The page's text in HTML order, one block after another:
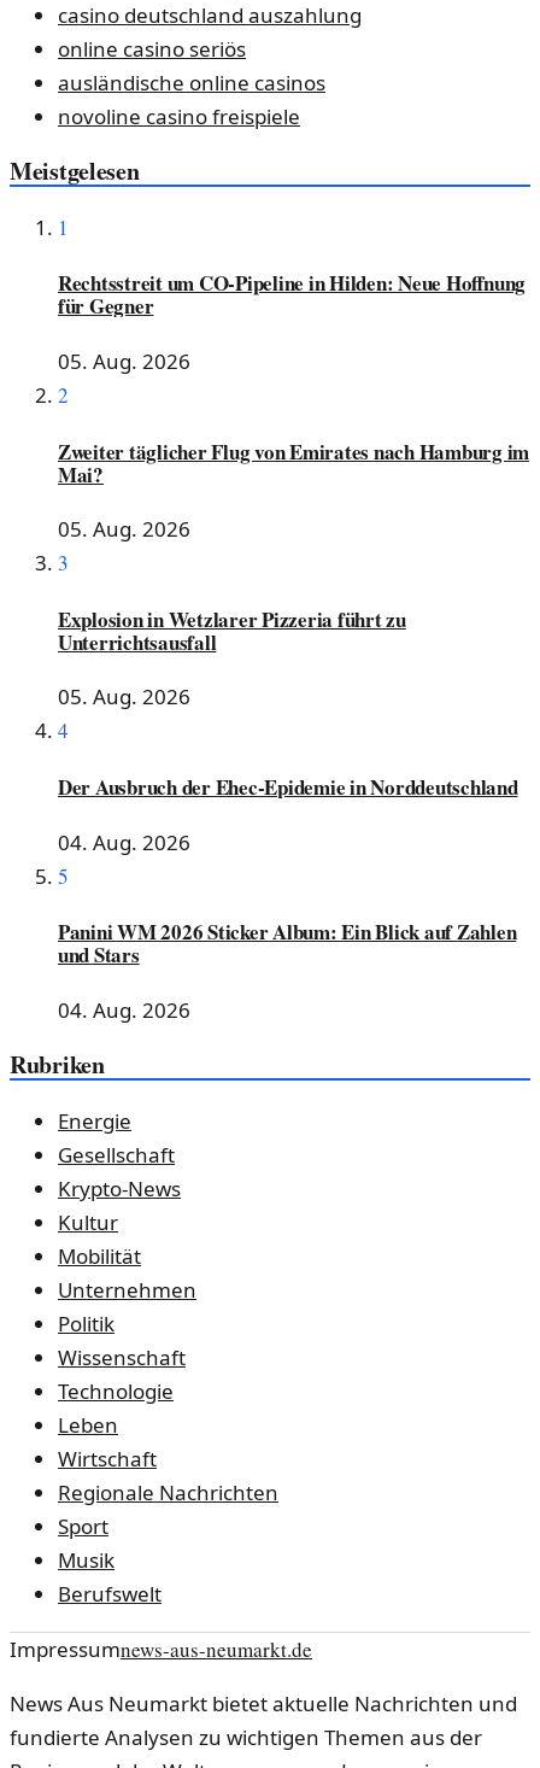
casino deutschland auszahlung
online casino seriös
ausländische online casinos
novoline casino freispiele
Meistgelesen
1
Rechtsstreit um CO-Pipeline in Hilden: Neue Hoffnung
für Gegner
05. Aug. 2026
2
Zweiter täglicher Flug von Emirates nach Hamburg im
Mai?
05. Aug. 2026
3
Explosion in Wetzlarer Pizzeria führt zu
Unterrichtsausfall
05. Aug. 2026
4
Der Ausbruch der Ehec-Epidemie in Norddeutschland
04. Aug. 2026
5
Panini WM 2026 Sticker Album: Ein Blick auf Zahlen
und Stars
04. Aug. 2026
Rubriken
Energie
Gesellschaft
Krypto-News
Kultur
Mobilität
Unternehmen
Politik
Wissenschaft
Technologie
Leben
Wirtschaft
Regionale Nachrichten
Sport
Musik
Berufswelt
Impressumnews-aus-neumarkt.de
News Aus Neumarkt bietet aktuelle Nachrichten und
fundierte Analysen zu wichtigen Themen aus der